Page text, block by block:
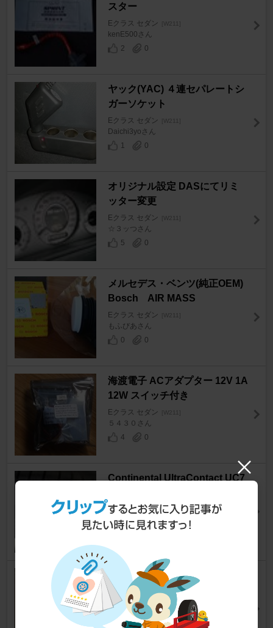
スター
Eクラス セダン [W211]
kenE500さん
2
0
ヤック(YAC) ４連セパレートシ
ガーソケット
Eクラス セダン [W211]
Daichi3yoさん
1
0
オリジナル設定 DASにてリミ
ッター変更
Eクラス セダン [W211]
☆３ッつさん
5
0
メルセデス・ベンツ(純正OEM)
Bosch AIR MASS
Eクラス セダン [W211]
もふびあさん
0
0
海渡電子 ACアダプター 12V 1A
12W スイッチ付き
Eクラス セダン [W211]
５４３０さん
4
0
Continental UltraContact UC7
きとよさん
11
TDI Tuning CRTD4 TDI Tuning
Eクラス セダン [W211]
ひろくん69さん
7